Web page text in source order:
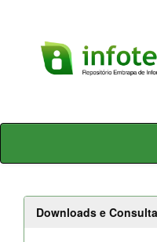
Skip
Downloads e